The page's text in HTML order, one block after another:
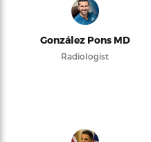
González Pons MD
Radiologist